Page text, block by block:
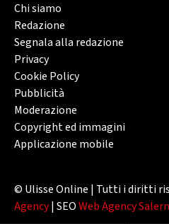
Chi siamo
Redazione
Segnala alla redazione
Privacy
Cookie Policy
Pubblicità
Moderazione
Copyright ed immagini
Applicazione mobile
© Ulisse Online | Tutti i diritti
Agency| SEOWeb Agency